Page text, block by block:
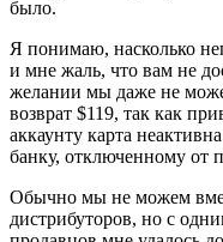
было.
Я понимаю, насколько
и мне жаль, что вам не
желании мы даже не
возврат $119, так как
аккаунту карта
банку, отключенному от
Обычно мы не можем
дистрибуторов, но с